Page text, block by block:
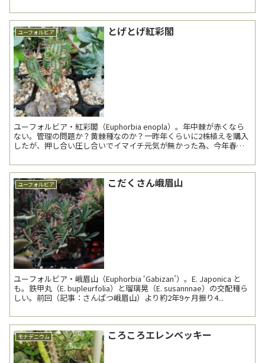
ユーフォルビア とげとげ紅彩閣
ユーフォルビア・紅彩閣（Euphorbia enopla）。年中棘が赤くなら
ない。管理の問題か？黄棘種なのか？一昨年くらいに2株植えを購入
したが、押し合い圧し合いでイマイチ元気が無かった為、今年春に
ユーフォルビア こだくさん峨眉山
ユーフォルビア・峨眉山（Euphorbia ‘Gabizan’）。E. Japonica と
も。鉄甲丸（E. bupleurfolia）と瑠璃晃（E. susannnae）の交配種ら
しい。前回（記事：さんぱつ峨眉山）より約2年9ヶ月振り4...
モナデニウム ころころエレンベッキー